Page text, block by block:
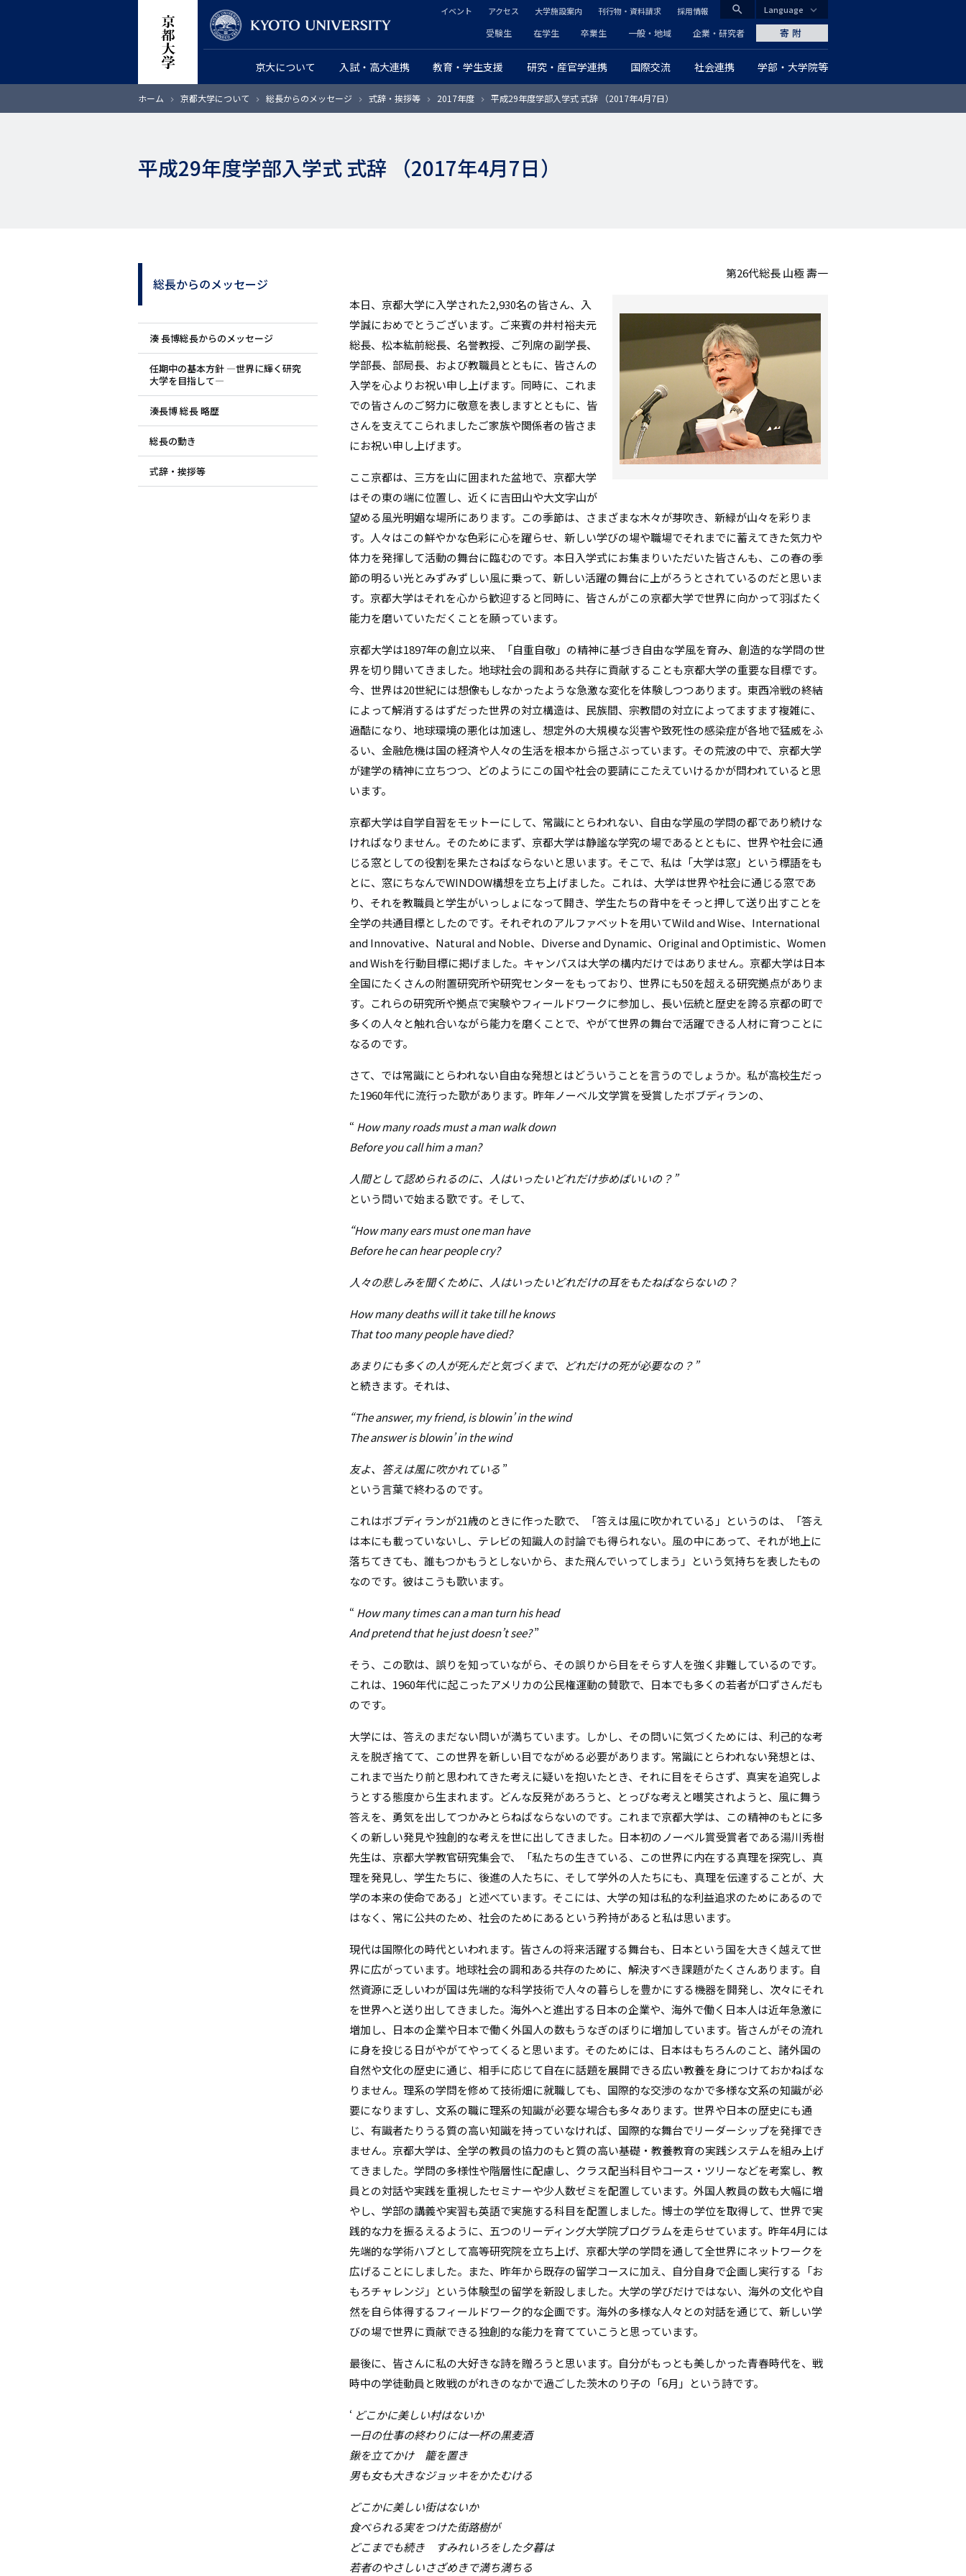
ン
CLOSE
search
グ
ロ
京大について 入試・高大連携 教育・学生支援 研究・産官学連携 国際交流 社会連携 学部・大学院等
ヘ
ッ
ダ
プ
ー
リ
ン
ク
受験生 在学生 卒業生 一般・地域 企業・研究者
ッ
ダ
ー
カ
ー
リ
ン
ク
イベント アクセス 大学施設案内 刊行物・資料請求 採用情報
寄附
Language
ホーム 京都大学について 総長からのメッセージ 式辞・挨拶等 2017年度 平成29年度学部入学式 式辞 （2017年4月7日）
平成29年度学部入学式 式辞 （2017年4月7日）
サ
イ
ド
メ
ニ
ュ
ー
総長からのメッセージ
湊 長博総長からのメッセージ
任期中の基本方針 ―世界に輝く研究
大学を目指して―
湊長博 総長 略歴
総長の動き
式辞・挨拶等
第26代総長 山極 壽一
本日、京都大学に入学された2,930名の皆さん、入
学誠におめでとうございます。ご来賓の井村裕夫元
総長、松本紘前総長、名誉教授、ご列席の副学長、
学部長、部局長、および教職員とともに、皆さんの
入学を心よりお祝い申し上げます。同時に、これま
での皆さんのご努力に敬意を表しますとともに、皆
さんを支えてこられましたご家族や関係者の皆さま
にお祝い申し上げます。
ここ京都は、三方を山に囲まれた盆地で、京都大学
はその東の端に位置し、近くに吉田山や大文字山が
望める風光明媚な場所にあります。この季節は、さまざまな木々が芽吹き、新緑が山々を彩りま
す。人々はこの鮮やかな色彩に心を躍らせ、新しい学びの場や職場でそれまでに蓄えてきた気力や
体力を発揮して活動の舞台に臨むのです。本日入学式にお集まりいただいた皆さんも、この春の季
節の明るい光とみずみずしい風に乗って、新しい活躍の舞台に上がろうとされているのだと思いま
す。京都大学はそれを心から歓迎すると同時に、皆さんがこの京都大学で世界に向かって羽ばたく
能力を磨いていただくことを願っています。
京都大学は1897年の創立以来、「自重自敬」の精神に基づき自由な学風を育み、創造的な学問の世
界を切り開いてきました。地球社会の調和ある共存に貢献することも京都大学の重要な目標です。
今、世界は20世紀には想像もしなかったような急激な変化を体験しつつあります。東西冷戦の終結
によって解消するはずだった世界の対立構造は、民族間、宗教間の対立によってますます複雑に、
過酷になり、地球環境の悪化は加速し、想定外の大規模な災害や致死性の感染症が各地で猛威をふ
るい、金融危機は国の経済や人々の生活を根本から揺さぶっています。その荒波の中で、京都大学
が建学の精神に立ちつつ、どのようにこの国や社会の要請にこたえていけるかが問われていると思
います。
京都大学は自学自習をモットーにして、常識にとらわれない、自由な学風の学問の都であり続けな
ければなりません。そのためにまず、京都大学は静謐な学究の場であるとともに、世界や社会に通
じる窓としての役割を果たさねばならないと思います。そこで、私は「大学は窓」という標語をも
とに、窓にちなんでWINDOW構想を立ち上げました。これは、大学は世界や社会に通じる窓であ
り、それを教職員と学生がいっしょになって開き、学生たちの背中をそっと押して送り出すことを
全学の共通目標としたのです。それぞれのアルファベットを用いてWild and Wise、International
and Innovative、Natural and Noble、Diverse and Dynamic、Original and Optimistic、Women
and Wishを行動目標に掲げました。キャンパスは大学の構内だけではありません。京都大学は日本
全国にたくさんの附置研究所や研究センターをもっており、世界にも50を超える研究拠点がありま
す。これらの研究所や拠点で実験やフィールドワークに参加し、長い伝統と歴史を誇る京都の町で
多くの人々と触れ合いながら能力を磨くことで、やがて世界の舞台で活躍できる人材に育つことに
なるのです。
さて、では常識にとらわれない自由な発想とはどういうことを言うのでしょうか。私が高校生だっ
た1960年代に流行った歌があります。昨年ノーベル文学賞を受賞したボブディランの、
“ How many roads must a man walk down
Before you call him a man?
人間として認められるのに、人はいったいどれだけ歩めばいいの？”
という問いで始まる歌です。そして、
“How many ears must one man have
Before he can hear people cry?
人々の悲しみを聞くために、人はいったいどれだけの耳をもたねばならないの？
How many deaths will it take till he knows
That too many people have died?
あまりにも多くの人が死んだと気づくまで、どれだけの死が必要なの？”
と続きます。それは、
“The answer, my friend, is blowin’ in the wind
The answer is blowin’ in the wind
友よ、答えは風に吹かれている ”
という言葉で終わるのです。
これはボブディランが21歳のときに作った歌で、「答えは風に吹かれている」というのは、「答え
は本にも載っていないし、テレビの知識人の討論でも得られない。風の中にあって、それが地上に
落ちてきても、誰もつかもうとしないから、また飛んでいってしまう」という気持ちを表したもの
なのです。彼はこうも歌います。
“ How many times can a man turn his head
And pretend that he just doesn’t see?”
そう、この歌は、誤りを知っていながら、その誤りから目をそらす人を強く非難しているのです。
これは、1960年代に起こったアメリカの公民権運動の賛歌で、日本でも多くの若者が口ずさんだも
のです。
大学には、答えのまだない問いが満ちています。しかし、その問いに気づくためには、利己的な考
えを脱ぎ捨てて、この世界を新しい目でながめる必要があります。常識にとらわれない発想とは、
これまで当たり前と思われてきた考えに疑いを抱いたとき、それに目をそらさず、真実を追究しよ
うとする態度から生まれます。どんな反発があろうと、とっぴな考えと嘲笑されようと、風に舞う
答えを、勇気を出してつかみとらねばならないのです。これまで京都大学は、この精神のもとに多
くの新しい発見や独創的な考えを世に出してきました。日本初のノーベル賞受賞者である湯川秀樹
先生は、京都大学教官研究集会で、「私たちの生きている、この世界に内在する真理を探究し、真
理を発見し、学生たちに、後進の人たちに、そして学外の人たちにも、真理を伝達することが、大
学の本来の使命である」と述べています。そこには、大学の知は私的な利益追求のためにあるので
はなく、常に公共のため、社会のためにあるという矜持があると私は思います。
現代は国際化の時代といわれます。皆さんの将来活躍する舞台も、日本という国を大きく越えて世
界に広がっています。地球社会の調和ある共存のために、解決すべき課題がたくさんあります。自
然資源に乏しいわが国は先端的な科学技術で人々の暮らしを豊かにする機器を開発し、次々にそれ
を世界へと送り出してきました。海外へと進出する日本の企業や、海外で働く日本人は近年急激に
増加し、日本の企業や日本で働く外国人の数もうなぎのぼりに増加しています。皆さんがその流れ
に身を投じる日がやがてやってくると思います。そのためには、日本はもちろんのこと、諸外国の
自然や文化の歴史に通じ、相手に応じて自在に話題を展開できる広い教養を身につけておかねばな
りません。理系の学問を修めて技術畑に就職しても、国際的な交渉のなかで多様な文系の知識が必
要になりますし、文系の職に理系の知識が必要な場合も多々あります。世界や日本の歴史にも通
じ、有識者たりうる質の高い知識を持っていなければ、国際的な舞台でリーダーシップを発揮でき
ません。京都大学は、全学の教員の協力のもと質の高い基礎・教養教育の実践システムを組み上げ
てきました。学問の多様性や階層性に配慮し、クラス配当科目やコース・ツリーなどを考案し、教
員との対話や実践を重視したセミナーや少人数ゼミを配置しています。外国人教員の数も大幅に増
やし、学部の講義や実習も英語で実施する科目を配置しました。博士の学位を取得して、世界で実
践的な力を振るえるように、五つのリーディング大学院プログラムを走らせています。昨年4月には
先端的な学術ハブとして高等研究院を立ち上げ、京都大学の学問を通して全世界にネットワークを
広げることにしました。また、昨年から既存の留学コースに加え、自分自身で企画し実行する「お
もろチャレンジ」という体験型の留学を新設しました。大学の学びだけではない、海外の文化や自
然を自ら体得するフィールドワーク的な企画です。海外の多様な人々との対話を通じて、新しい学
びの場で世界に貢献できる独創的な能力を育てていこうと思っています。
最後に、皆さんに私の大好きな詩を贈ろうと思います。自分がもっとも美しかった青春時代を、戦
時中の学徒動員と敗戦のがれきのなかで過ごした茨木のり子の「6月」という詩です。
‘ どこかに美しい村はないか
一日の仕事の終わりには一杯の黒麦酒
鍬を立てかけ 籠を置き
男も女も大きなジョッキをかたむける
どこかに美しい街はないか
食べられる実をつけた街路樹が
どこまでも続き すみれいろをした夕暮は
若者のやさしいさざめきで満ち満ちる